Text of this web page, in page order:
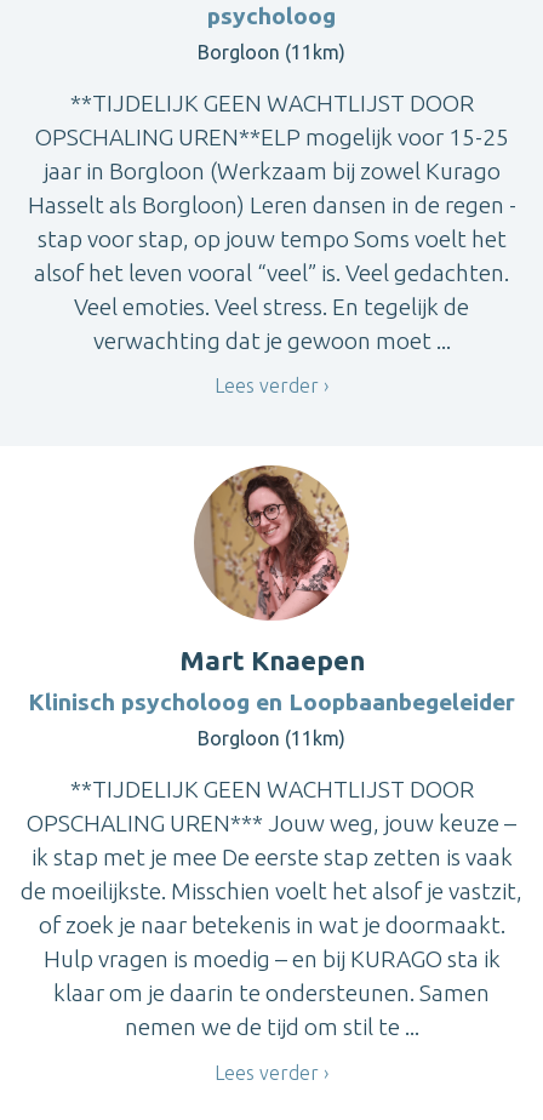
psycholoog
Borgloon (11km)
**TIJDELIJK GEEN WACHTLIJST DOOR
OPSCHALING UREN**ELP mogelijk voor 15-25
jaar in Borgloon (Werkzaam bij zowel Kurago
Hasselt als Borgloon) Leren dansen in de regen -
stap voor stap, op jouw tempo Soms voelt het
alsof het leven vooral “veel” is. Veel gedachten.
Veel emoties. Veel stress. En tegelijk de
verwachting dat je gewoon moet ...
Lees verder
Mart Knaepen
Klinisch psycholoog en Loopbaanbegeleider
Borgloon (11km)
**TIJDELIJK GEEN WACHTLIJST DOOR
OPSCHALING UREN*** Jouw weg, jouw keuze –
ik stap met je mee De eerste stap zetten is vaak
de moeilijkste. Misschien voelt het alsof je vastzit,
of zoek je naar betekenis in wat je doormaakt.
Hulp vragen is moedig – en bij KURAGO sta ik
klaar om je daarin te ondersteunen. Samen
nemen we de tijd om stil te ...
Lees verder